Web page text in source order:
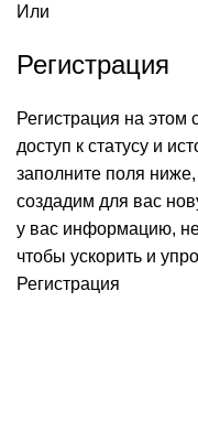
Или
Регистрация
Регистрация на этом
доступ к статусу и
заполните поля
создадим для вас
у вас информацию,
чтобы ускорить и
Регистрация